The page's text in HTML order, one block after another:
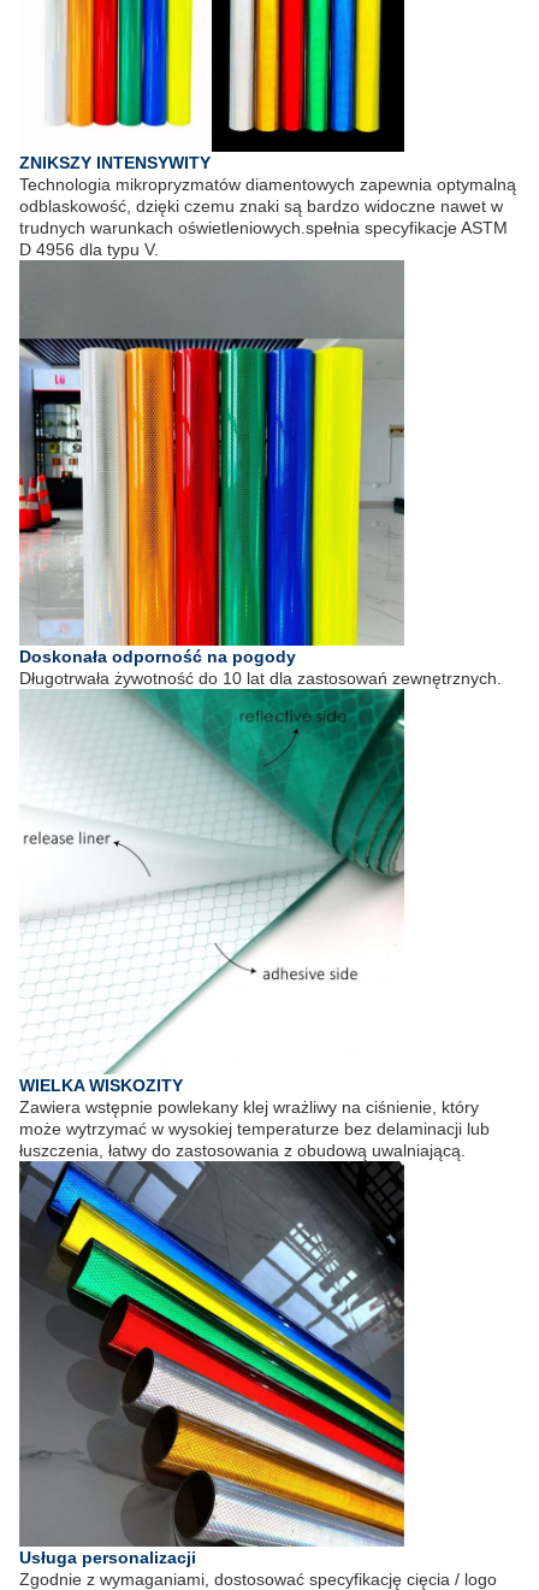
ZNIKSZY INTENSYWITY
Technologia mikropryzmatów diamentowych zapewnia optymalną
odblaskowość, dzięki czemu znaki są bardzo widoczne nawet w
trudnych warunkach oświetleniowych. spełnia specyfikacje ASTM
D 4956 dla typu V.
Doskonała odporność na pogody
Długotrwała żywotność do 10 lat dla zastosowań zewnętrznych.
WIELKA WISKOZITY
Zawiera wstępnie powlekany klej wrażliwy na ciśnienie, który
może wytrzymać w wysokiej temperaturze bez delaminacji lub
łuszczenia, łatwy do zastosowania z obudową uwalniającą.
Usługa personalizacji
Zgodnie z wymaganiami, dostosować specyfikację cięcia / logo